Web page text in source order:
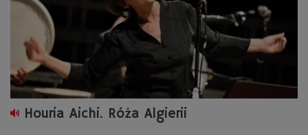
Houria Aichi. Róża Algierii